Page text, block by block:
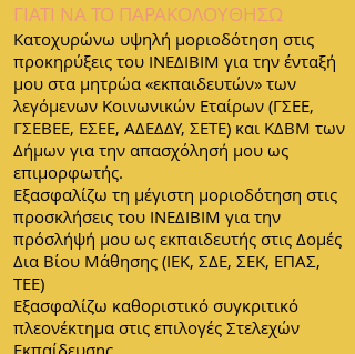
ΓΙΑΤΙ ΝΑ ΤΟ ΠΑΡΑΚΟΛΟΥΘΗΣΩ
Κατοχυρώνω υψηλή μοριοδότηση στις
προκηρύξεις του ΙΝΕΔΙΒΙΜ για την ένταξή
μου στα μητρώα «εκπαιδευτών» των
λεγόμενων Κοινωνικών Εταίρων (ΓΣΕΕ,
ΓΣΕΒΕΕ, ΕΣΕΕ, ΑΔΕΔΔΥ, ΣΕΤΕ) και ΚΔΒΜ των
Δήμων για την απασχόλησή μου ως
επιμορφωτής.
Εξασφαλίζω τη μέγιστη μοριοδότηση στις
προσκλήσεις του ΙΝΕΔΙΒΙΜ για την
πρόσλήψή μου ως εκπαιδευτής στις Δομές
Δια Βίου Μάθησης (ΙΕΚ, ΣΔΕ, ΣΕΚ, ΕΠΑΣ,
ΤΕΕ)
Εξασφαλίζω καθοριστικό συγκριτικό
πλεονέκτημα στις επιλογές Στελεχών
Εκπαίδευσης